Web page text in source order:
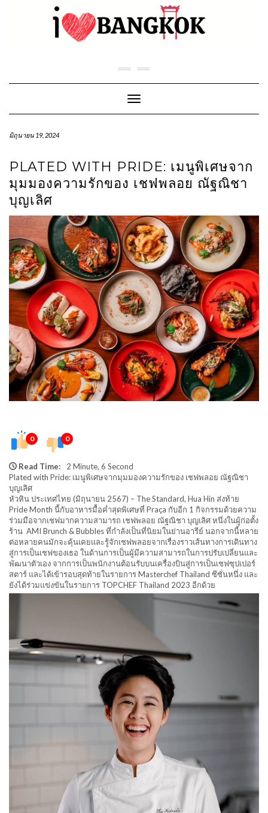
Toggle Navigation
มิถุนายน 19, 2024
PLATED WITH PRIDE: เมนูพิเศษจาก
มุมมองความรักของ เชฟพลอย ณัฐณิชา
บุญเลิศ
0 0
Read Time:
2 Minute, 6 Second
Plated with Pride: เมนูพิเศษจากมุมมองความรักของ เชฟพลอย ณัฐณิชา
บุญเลิศ
หัวหิน ประเทศไทย (มิถุนายน 2567) – The Standard, Hua Hin ส่งท้าย
Pride Month นี้กับอาหารมื้อค่ำสุดพิเศษที่ Praça กับอีก 1 กิจกรรมด้วยความ
ร่วมมือจากเชฟมากความสามารถ เชฟพลอย ณัฐณิชา บุญเลิศ หนึ่งในผู้ก่อตั้ง
ร้าน AMI Brunch & Bubbles ที่กำลังเป็นที่นิยมในย่านอารีย์ นอกจากนี้หลาย
ต่อหลายคนมักจะคุ้นเคยและรู้จักเชฟพลอยจากเรื่องราวเส้นทางการเดินทาง
สู่การเป็นเชฟของเธอ ในด้านการเป็นผู้มีความสามารถในการปรับเปลี่ยนและ
พัฒนาตัวเอง จากการเป็นพนักงานต้อนรับบนเครื่องบินสู่การเป็นเชฟซุปเปอร์
สตาร์ และได้เข้ารอบสุดท้ายในรายการ Masterchef Thailand ซีซั่นหนึ่ง และ
ยังได้ร่วมแข่งขันในรายการ TOPCHEF Thailand 2023 อีกด้วย